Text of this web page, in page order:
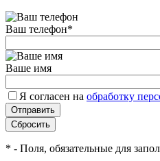
Ваш телефон*
Ваше имя
Я согласен на обработку
* - Поля, обязательные для